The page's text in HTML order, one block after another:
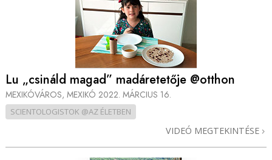
Lu „csináld magad” madáretetője @otthon
MEXIKÓVÁROS, MEXIKÓ 2022. MÁRCIUS 16.
SCIENTOLOGISTOK @AZ ÉLETBEN
VIDEÓ MEGTEKINTÉSE